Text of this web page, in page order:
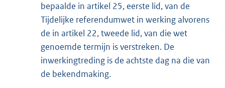
bepaalde in artikel 25, eerste lid, van de
Tijdelijke referendumwet in werking alvorens
de in artikel 22, tweede lid, van die wet
genoemde termijn is verstreken. De
inwerkingtreding is de achtste dag na die van
de bekendmaking.